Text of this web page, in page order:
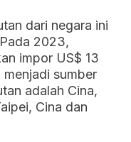
dari negara ini
2023,
impor US$ 13
sumber
adalah Cina,
Cina dan